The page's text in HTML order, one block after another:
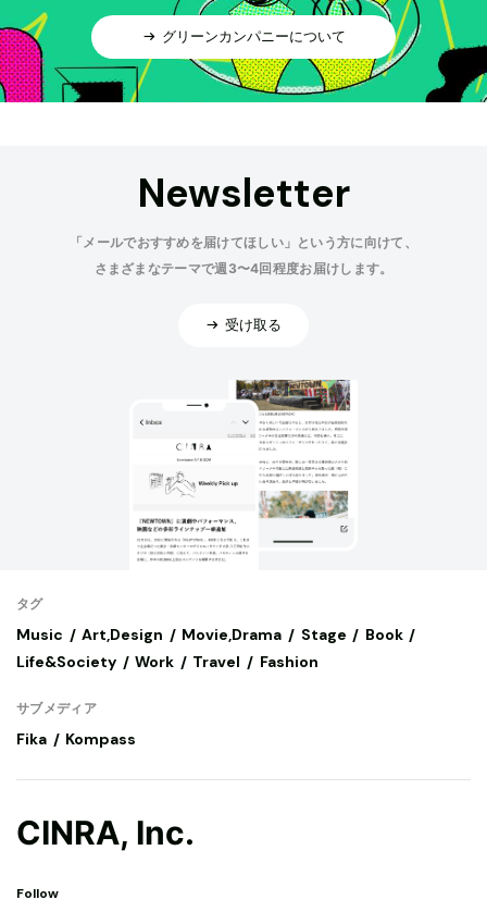
グリーンカンパニーについて
Newsletter
「メールでおすすめを届けてほしい」という方に向けて、
さまざまなテーマで週3〜4回程度お届けします。
受け取る
タグ
Music Art,Design Movie,Drama Stage
Book
Life&Society
Work Travel Fashion
サブメディア
Fika Kompass
CINRA, Inc.
Follow